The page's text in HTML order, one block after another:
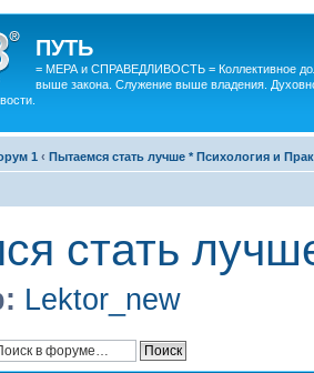
ПУТЬ
= МЕРА и СПРАВЕДЛИВОСТЬ = Коллективное
выше закона. Служение выше владения.
1 ‹ Пытаемся стать лучше * Психология и
стать
Lektor_new